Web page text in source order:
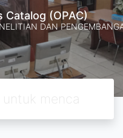
Catalog (OPAC)
DAN